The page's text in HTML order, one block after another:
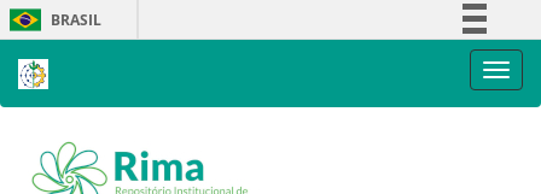
Skip
navigation
BRASIL